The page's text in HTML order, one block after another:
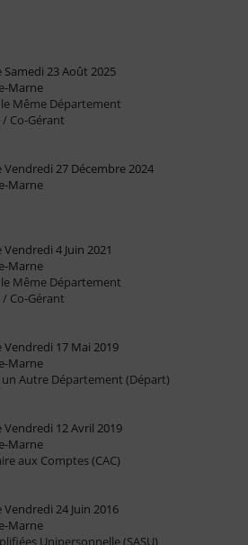
23 Août 2025
Marne
Même Département
Co-Gérant
27 Décembre 2024
Marne
4 Juin 2021
Marne
Même Département
Co-Gérant
17 Mai 2019
Marne
Autre Département (Départ)
12 Avril 2019
Marne
aux Comptes (CAC)
24 Juin 2016
Marne
Unipersonnelle (SASU)